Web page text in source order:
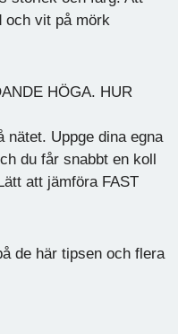
och vit på mörk
HÖGA. HUR
nätet. Uppge dina egna
du får snabbt en koll
att jämföra FAST
de här tipsen och flera